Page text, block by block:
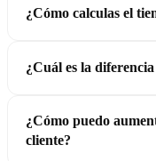
¿Cómo calculas el
¿Cuál es la
¿Cómo puedo
cliente?